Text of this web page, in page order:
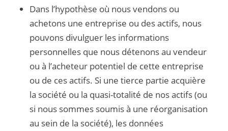
Dans l’hypothèse où nous vendons ou
achetons une entreprise ou des actifs, nous
pouvons divulguer les informations
personnelles que nous détenons au vendeur
ou à l’acheteur potentiel de cette entreprise
ou de ces actifs. Si une tierce partie acquière
la société ou la quasi-totalité de nos actifs (ou
si nous sommes soumis à une réorganisation
au sein de la société), les données